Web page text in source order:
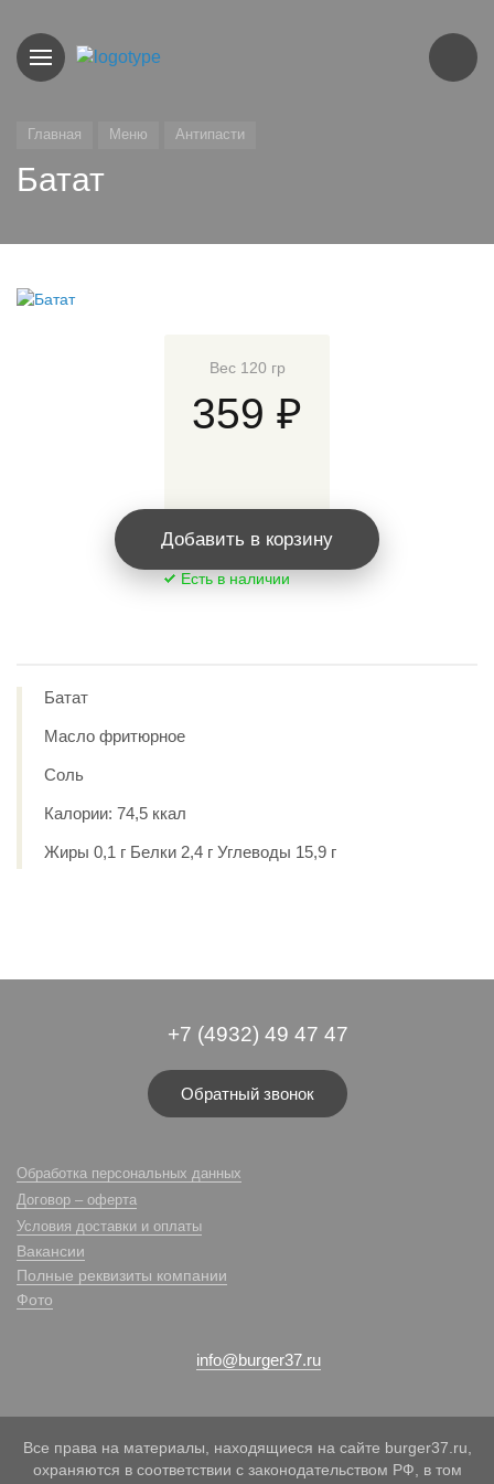
Главная Меню Антипасти
Батат
Есть в наличии
Вес 120 гр
359 ₽
Добавить в корзину
Батат
Масло фритюрное
Соль
Калории: 74,5 ккал
Жиры 0,1 г Белки 2,4 г Углеводы 15,9 г
+7 (4932) 49 47 47
Обратный звонок
Обработка персональных данных
Договор – оферта
Условия доставки и оплаты
Вакансии
Полные реквизиты компании
Фото
info@burger37.ru
Все права на материалы, находящиеся на сайте burger37.ru,
охраняются в соответствии с законодательством РФ, в том